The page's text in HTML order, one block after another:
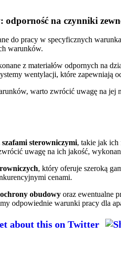
odporność na czynniki
do pracy w specyficznych
warunków.
z materiałów odpornych na
wentylacji, które zapewniają
warto zwrócić uwagę na jej
szafami sterowniczymi, takie jak ich
uwagę na ich jakość,
, który oferuje szeroką
cenami.
obudowy oraz ewentualne
odpowiednie warunki pracy dla